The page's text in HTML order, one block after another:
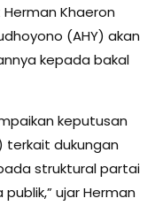
Herman Khaeron
(AHY) akan
kepada bakal
keputusan
terkait dukungan
struktural partai
ujar Herman